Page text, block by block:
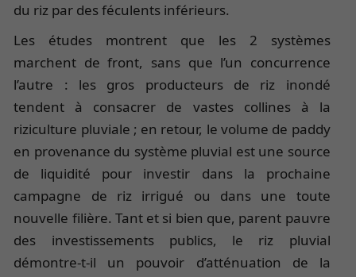
du riz par des féculents inférieurs.
Les études montrent que les 2 systèmes
marchent de front, sans que l’un concurrence
l’autre : les gros producteurs de riz inondé
tendent à consacrer de vastes collines à la
riziculture pluviale ; en retour, le volume de paddy
en provenance du système pluvial est une source
de liquidité pour investir dans la prochaine
campagne de riz irrigué ou dans une toute
nouvelle filière. Tant et si bien que, parent pauvre
des investissements publics, le riz pluvial
démontre-t-il un pouvoir d’atténuation de la